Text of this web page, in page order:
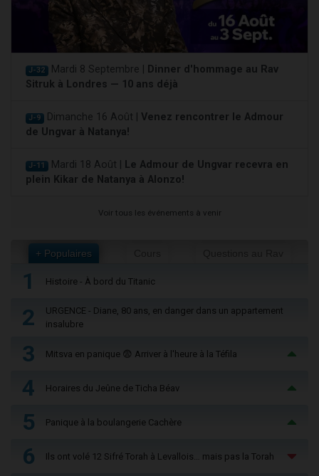
J-32 Mardi 8 Septembre |
Dinner d'hommage au Rav
Sitruk à Londres — 10 ans déjà
J-9 Dimanche 16 Août | Venez rencontrer le Admour
de Ungvar à Natanya!
J-11 Mardi 18 Août |
Le Admour de Ungvar recevra en
plein Kikar de Natanya à Alonzo!
Voir tous les événements à venir
+ Populaires
1 Histoire - À bord du Titanic
2
URGENCE - Diane, 80 ans, en danger dans un appartement
insalubre
3 Mitsva en panique 😨 Arriver à l'heure à la Téfila
4 Horaires du Jeûne de Ticha Béav
5 Panique à la boulangerie Cachère
6 Ils ont volé 12 Sifré Torah à Levallois… mais pas la Torah